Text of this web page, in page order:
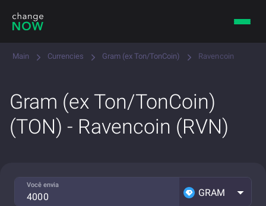
Main Currencies Gram (ex Ton/TonCoin) Ravencoin
Gram (ex Ton/TonCoin)
(TON) - Ravencoin (RVN)
Você envia
GRAM